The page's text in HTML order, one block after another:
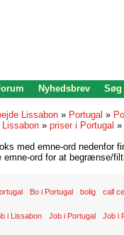
Nyhedsbrev Søg
Lissabon » Portugal »
» priser i Portugal »
med emne-ord nedenfor
emne-ord for at begrænse/
Bo i Portugal bolig call
i Lissabon Job i Portugal Job i